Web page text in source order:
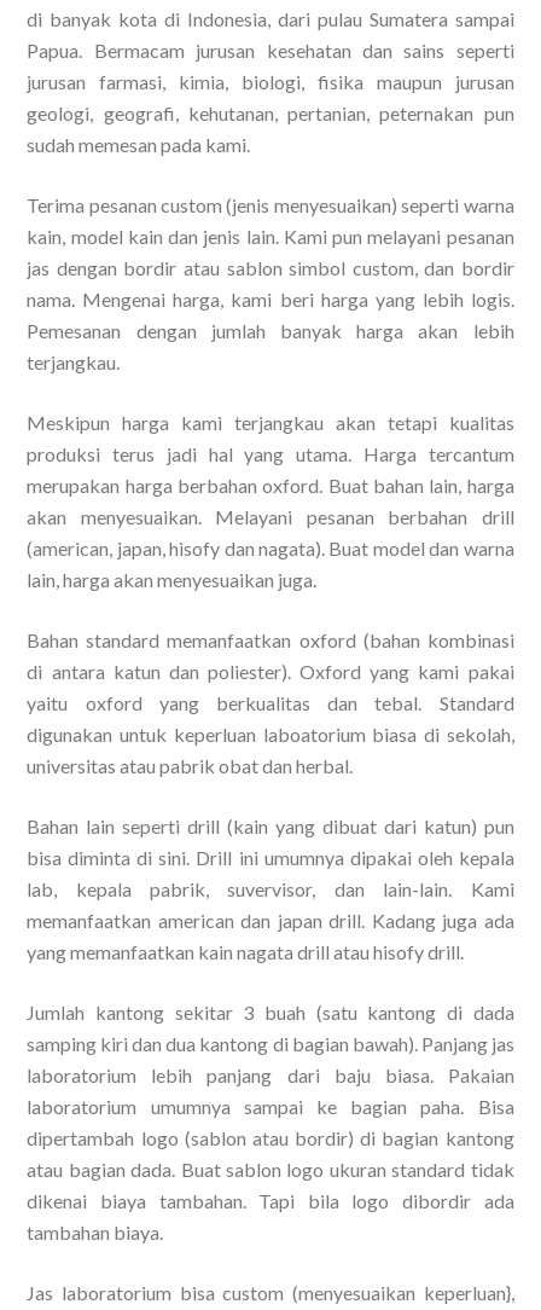
di banyak kota di Indonesia, dari pulau Sumatera sampai
Papua. Bermacam jurusan kesehatan dan sains seperti
jurusan farmasi, kimia, biologi, fisika maupun jurusan
geologi, geografi, kehutanan, pertanian, peternakan pun
sudah memesan pada kami.
Terima pesanan custom (jenis menyesuaikan) seperti warna
kain, model kain dan jenis lain. Kami pun melayani pesanan
jas dengan bordir atau sablon simbol custom, dan bordir
nama. Mengenai harga, kami beri harga yang lebih logis.
Pemesanan dengan jumlah banyak harga akan lebih
terjangkau.
Meskipun harga kami terjangkau akan tetapi kualitas
produksi terus jadi hal yang utama. Harga tercantum
merupakan harga berbahan oxford. Buat bahan lain, harga
akan menyesuaikan. Melayani pesanan berbahan drill
(american, japan, hisofy dan nagata). Buat model dan warna
lain, harga akan menyesuaikan juga.
Bahan standard memanfaatkan oxford (bahan kombinasi
di antara katun dan poliester). Oxford yang kami pakai
yaitu oxford yang berkualitas dan tebal. Standard
digunakan untuk keperluan laboatorium biasa di sekolah,
universitas atau pabrik obat dan herbal.
Bahan lain seperti drill (kain yang dibuat dari katun) pun
bisa diminta di sini. Drill ini umumnya dipakai oleh kepala
lab, kepala pabrik, suvervisor, dan lain-lain. Kami
memanfaatkan american dan japan drill. Kadang juga ada
yang memanfaatkan kain nagata drill atau hisofy drill.
Jumlah kantong sekitar 3 buah (satu kantong di dada
samping kiri dan dua kantong di bagian bawah). Panjang jas
laboratorium lebih panjang dari baju biasa. Pakaian
laboratorium umumnya sampai ke bagian paha. Bisa
dipertambah logo (sablon atau bordir) di bagian kantong
atau bagian dada. Buat sablon logo ukuran standard tidak
dikenai biaya tambahan. Tapi bila logo dibordir ada
tambahan biaya.
Jas laboratorium bisa custom (menyesuaikan keperluan},